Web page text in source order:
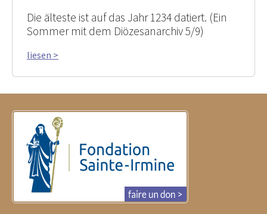
Die älteste ist auf das Jahr 1234 datiert. (Ein
Sommer mit dem Diözesanarchiv 5/9)
liesen >